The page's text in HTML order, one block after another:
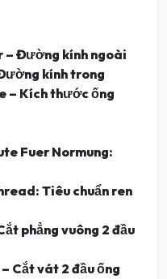
Đường kính ngoài
kính trong
– Kích thước ống
Fuer Normung:
Tiêu chuẩn ren
phẳng vuông 2 đầu
Cắt vát 2 đầu ống